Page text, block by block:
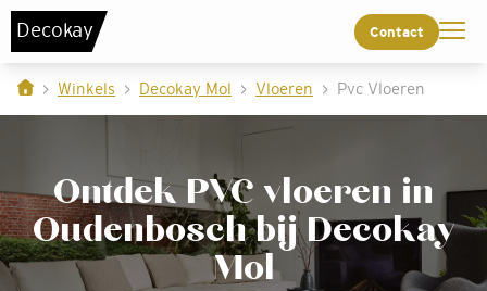
Decokay Contact
Winkels Decokay Mol Vloeren Pvc Vloeren
Ontdek PVC vloeren in
Oudenbosch bij Decokay
Mol